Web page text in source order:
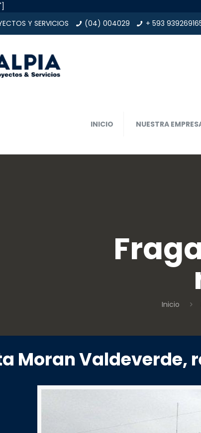
Y SERVICIOS
(04) 004029 + 593
INICIO NUESTRA
Inicio
Moran Valdeverde,